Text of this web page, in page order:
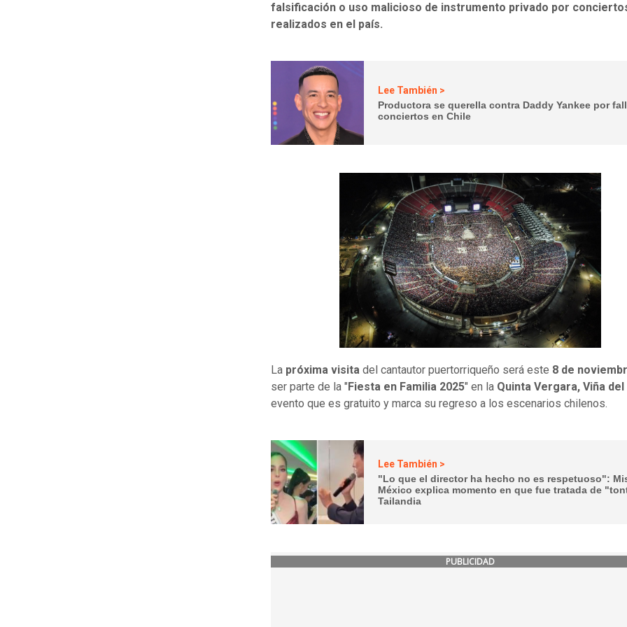
falsificación o uso malicioso de instrumento privado por
realizados en el país.
Lee También >
Productora se querella contra Daddy Yankee por
conciertos en Chile
La próxima visita del cantautor puertorriqueño será este 8 de
ser parte de la " Fiesta en Familia 2025" en la Quinta Vergara, Viña del
evento que es gratuito y marca su regreso a los escenarios chilenos.
Lee También >
"Lo que el director ha hecho no es respetuoso":
México explica momento en que fue tratada de
Tailandia
PUBLICIDAD